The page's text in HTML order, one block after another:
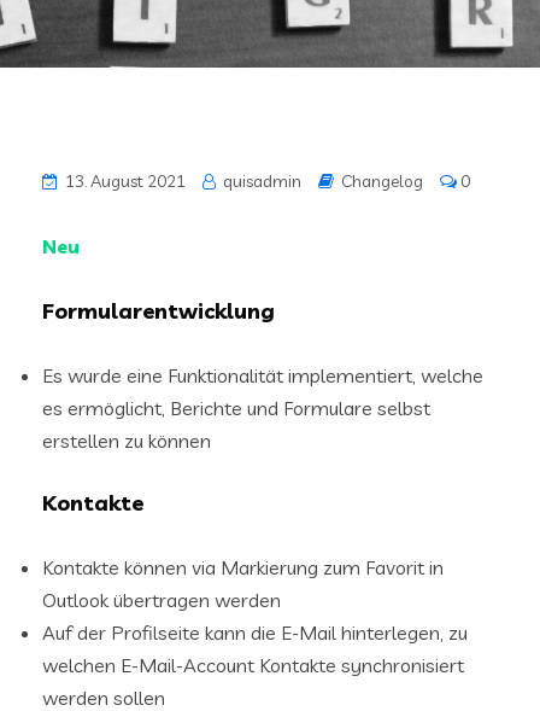
13. August 2021 quisadmin Changelog 0
Neu
Formularentwicklung
Es wurde eine Funktionalität implementiert, welche
es ermöglicht, Berichte und Formulare selbst
erstellen zu können
Kontakte
Kontakte können via Markierung zum Favorit in
Outlook übertragen werden
Auf der Profilseite kann die E-Mail hinterlegen, zu
welchen E-Mail-Account Kontakte synchronisiert
werden sollen